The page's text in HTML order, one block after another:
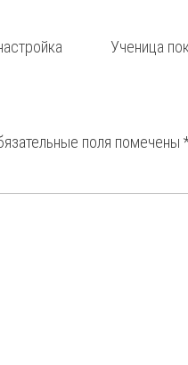
Ученица
поля помечены